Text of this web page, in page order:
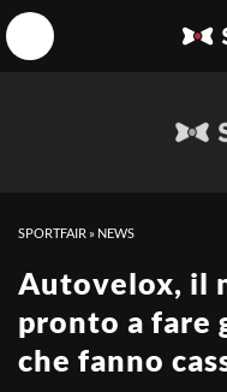
SPORTFAIR » NEWS
Autovelox, il
pronto a fare
che fanno